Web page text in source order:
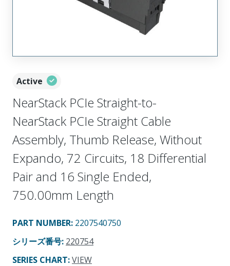
Active
NearStack PCIe Straight-to-
NearStack PCIe Straight Cable
Assembly, Thumb Release, Without
Expando, 72 Circuits, 18 Differential
Pair and 16 Single Ended,
750.00mm Length
PART NUMBER: 2207540750
シリーズ番号: 220754
SERIES CHART:VIEW